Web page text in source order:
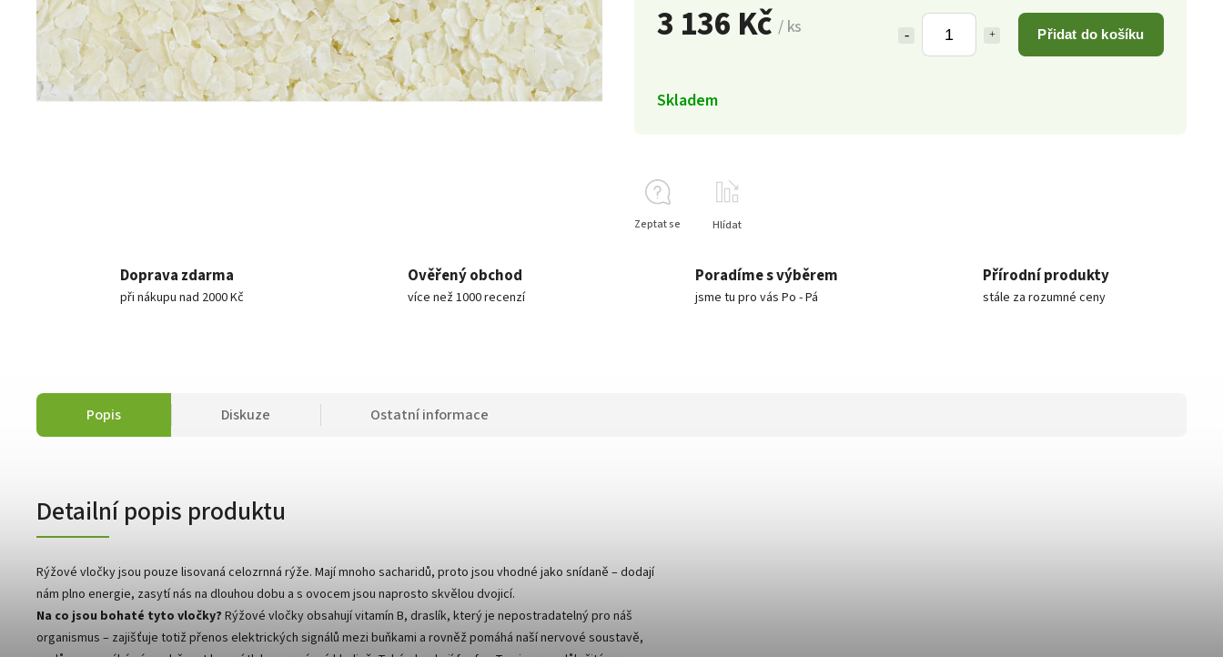
3 136 Kč/ ks Přidat do košíku
Skladem
Zeptat se Hlídat
Doprava zdarma
při nákupu nad 2000 Kč
Ověřený obchod
více než 1000 recenzí
Poradíme s výběrem
jsme tu pro vás Po - Pá
Přírodní produkty
stále za rozumné ceny
Popis Diskuze Ostatní informace
Detailní popis produktu
Rýžové vločky jsou pouze lisovaná celozrnná rýže. Mají mnoho sacharidů, proto jsou vhodné jako snídaně – dodají
nám plno energie, zasytí nás na dlouhou dobu a s ovocem jsou naprosto skvělou dvojicí.
Na co jsou bohaté tyto vločky? Rýžové vločky obsahují vitamín B, draslík, který je nepostradatelný pro náš
organismus – zajišťuje totiž přenos elektrických signálů mezi buňkami a rovněž pomáhá naší nervové soustavě,